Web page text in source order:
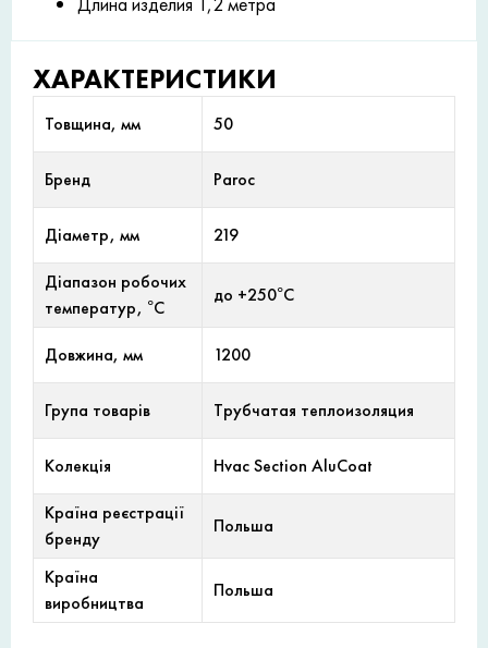
ХАРАКТЕРИСТИКИ
Товщина, мм 50
Бренд Paroc
Діаметр, мм 219
Діапазон робочих
температур, °С
до +250°С
Довжина, мм 1200
Група товарів Трубчатая теплоизоляция
Колекція Hvac Section AluCoat
Країна реєстрації
бренду
Польша
Країна
виробництва
Польша